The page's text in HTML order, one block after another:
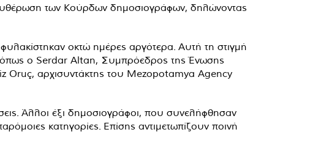
των Κούρδων δημοσιογράφων, δηλώνοντας
οκτώ ημέρες αργότερα. Αυτή τη στιγμή
όπως ο Serdar Altan, Συμπρόεδρος της Ένωσης
Oruç, αρχισυντάκτης του Mezopotamya Agency
Άλλοι έξι δημοσιογράφοι, που συνελήφθησαν
κατηγορίες. Επίσης αντιμετωπίζουν ποινή